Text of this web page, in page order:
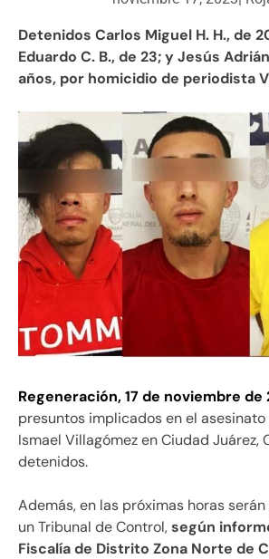
Detenidos Carlos Miguel H. H., de
Eduardo C. B., de 23; y Jesús
años, por homicidio de periodista
Regeneración, 17 de noviembre de
presuntos implicados en el
Ismael Villagómez en Ciudad Juárez,
detenidos.
Además, en las próximas horas
un Tribunal de Control,según
Fiscalía de Distrito Zona Norte de